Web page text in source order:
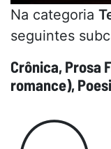
Na categoria
seguintes
Crônica, Prosa
romance),